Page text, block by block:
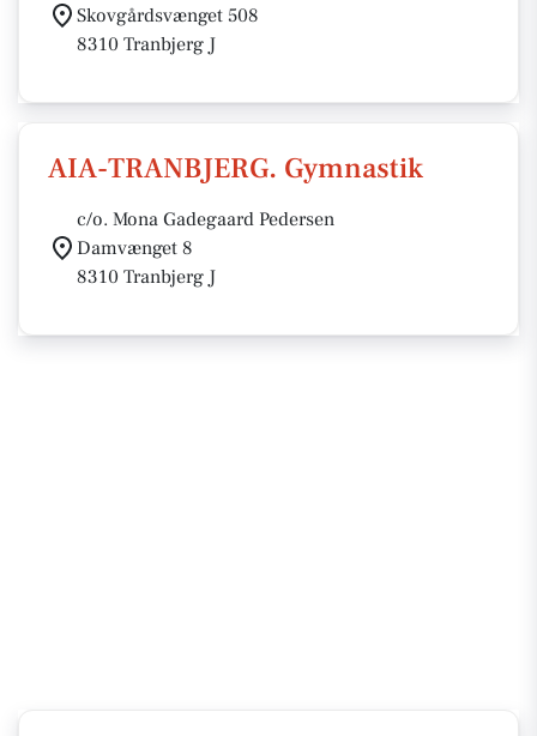
Skovgårdsvænget 508
8310 Tranbjerg J
AIA-TRANBJERG. Gymnastik
c/o. Mona Gadegaard Pedersen
Damvænget 8
8310 Tranbjerg J